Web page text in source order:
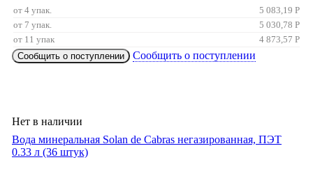
от 4 упак. 5 083,19 Р
от 7 упак.
5 030,78 Р
от 11 упак
4 873,57 Р
Сообщить о поступлении
Сообщить о поступлении
Нет в наличии
Вода минеральная Solan de Cabras негазированная, ПЭТ
0.33 л (36 штук)